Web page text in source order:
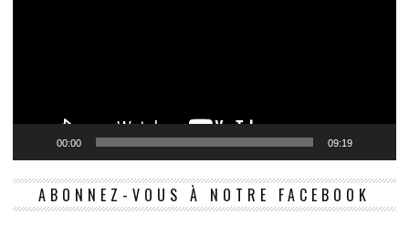
00:00 09:19
ABONNEZ-VOUS À NOTRE FACEBOOK